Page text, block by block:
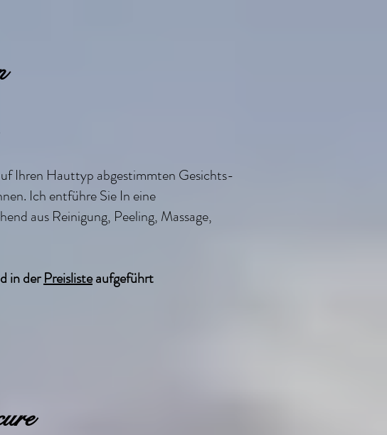
Ihren Hauttyp abgestimmten Gesichts-
Ich entführe Sie In eine
aus Reinigung, Peeling, Massage,
in derPreislisteaufgeführt